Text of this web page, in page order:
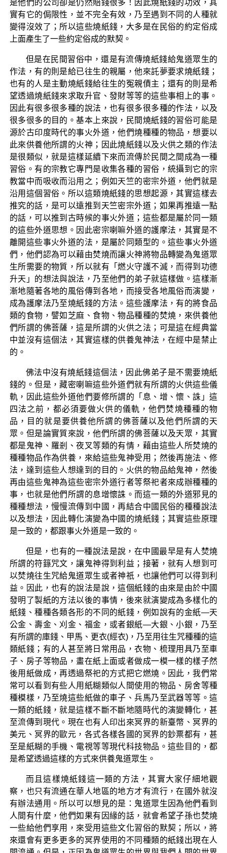
是他們的公司卻是仍然賠錢很多！因此燒紙錢的功效，其
實有它的侷限性，並不完全有效，乃至遇到不同的人種就
變得沒效了；所以這些燒紙錢，大多是在民俗的約定俗成
上面產生了一些約定俗成的默契。
但是在民間習俗中，還是有流傳燒紙錢給鬼道眾生的
作法，有的則是給已往生的親屬，他來託夢要求燒紙錢；
也有的人是主動燒紙錢給往生的冤親債主；還有的則是希
望透過燒紙錢來求取升官、發財等等的這些事相上的事。
因此有很多很多種的說法，也有很多很多種的作法，以及
很多很多的目的。基本上來說，民間燒紙錢的習俗可能是
源於古印度時代的事火外道，他們燒種種的物品，想要以
此來供養他所謂的火神；因此燒紙錢以及火供之類的作法
是很類似，就是這樣延續下來而流傳於民間之間成為一種
習俗。有的宗教它專門是收集各種的習俗，統攝到它的宗
教當中而吸收而沿用之；例如天竺的密宗外道，他們就是
沿用這個習俗。所以這類燒紙錢的思想起源，其實這樣去
推究的話，是可以遠推到天竺密宗外道；如果再推遠一點
的話，可以推到古時候的事火外道；這些都是屬於同一類
的這些外道思想。因此密宗喇嘛外道的護摩法，其實是不
離開這些事火外道的法，是屬於同類型的。這些事火外道
們，他們認為可以藉由焚燒而讓火神將物品轉變為鬼道眾
生所需要的物質，所以就有「燃火守護不滅，而得到功德
升天」的想法與說法，乃至他們的弟子就這樣做。這樣漸
漸地隨著各地的風俗傳到各地，而接受各地風俗而演變，
成為護摩法乃至燒紙錢的方法。這些護摩法，有的將食品
類的食物，譬如芝麻、食物、物品種種的焚燒，來供養他
們所謂的佛菩薩，這是所謂的火供之法；可是這在經典當
中並沒有這個法，其實這樣的供養鬼神法，在經中是禁止
的。
佛法中沒有燒紙錢這個法，因此佛弟子是不需要燒紙
錢的。但是，藏密喇嘛這些外道們就有所謂的火供這些儀
軌，因此這些外道他們要修所謂的「息、增、懷、誅」這
四法之前，都必須要做火供的儀軌，他們焚燒種種的物
品，目的就是要供養他所謂的佛菩薩以及他們所謂的天
眾。但是論實質來說，他們所謂的佛菩薩以及天眾，其實
都是鬼神、羅剎、夜叉等類的有情，藉由這些人所焚燒的
種種物品作為供養，來給這些鬼神受用；然後再施法、修
法，達到這些人想達到的目的。火供的物品給鬼神，然後
再由這些鬼神為這些密宗外道行者等祭祀者來成辦種種的
事，也就是他們所謂的息增懷誅。而這一類的外道邪見的
種種想法，慢慢流傳到中國，再結合中國民俗的種種說法
以及想法，因此轉化演變為中國的燒紙錢；其實這些原理
是一致的，都跟事火外道是一致的。
但是，也有的一種說法是說，在中國最早是有人焚燒
所謂的符籙咒文，讓鬼神得到利益；接著，就有人想到可
以焚燒往生咒給鬼道眾生或者神祇，也讓他們可以得到利
益。因此，也有的說法是說，這個紙錢的由來是由於中國
發明了製紙的方法以後的事情，後來就演變成為多樣化的
紙錢、種種各類各形的不同的紙錢，例如說有的金紙—天
公金、壽金、刈金、福金，或者銀紙—大銀、小銀，乃至
有所謂的庫錢、甲馬、更衣(經衣)，乃至用往生咒種種的這
類紙錢；有的人甚至將日常用品，衣物、梳理用具乃至車
子、房子等物品，畫在紙上面或者做成一模一樣的樣子然
後用紙做成，再透過祭祀的方式把它燃燒。因此，我們常
常可以看到有些人用紙糊類似人間使用的物品、房舍等種
種模樣，乃至燒這些紙做的車子、兵馬乃至武器等等。這
一類的紙錢，就是這樣不斷不斷地隨時代的演變轉化，甚
至流傳到現代。現在也有人印出來冥界的新臺幣、冥界的
美元、冥界的歐元，各式各樣各國的冥界的鈔票都有，甚
至是紙糊的手機、電視等等現代科技物品。這些目的，都
是希望透過這樣的方式來供養鬼道眾生。
而且這樣燒紙錢這一類的方法，其實大家仔細地觀
察，也只有流通在華人地區的地方才有流行，在國外就沒
有辦法通用。所以可以想見的是：鬼道眾生因為他們看到
人間有什麼，他們如果有因緣的話，就會希望子孫也焚燒
一些給他們享用，來受用這些文化習俗的默契；所以，將
來還會有更多更多的冥界使用的不同種類的紙錢出現在人